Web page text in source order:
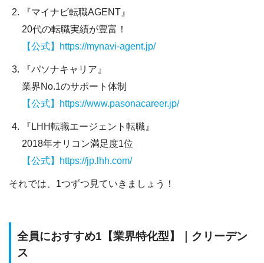
『マイナビ転職AGENT』
20代の転職実績が豊富！
【公式】https://mynavi-agent.jp/
『パソナキャリア』
業界No.1のサポート体制
【公式】https://www.pasonacareer.jp/
『LHH転職エージェント転職』
2018年オリコン満足度1位
【公式】https://jp.lhh.com/
それでは、1つずつ見ていきましょう！
全員におすすめ1【業界特化型】｜クリーデン
ス